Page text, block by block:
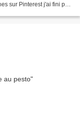
sur Pinterest j'ai fini par